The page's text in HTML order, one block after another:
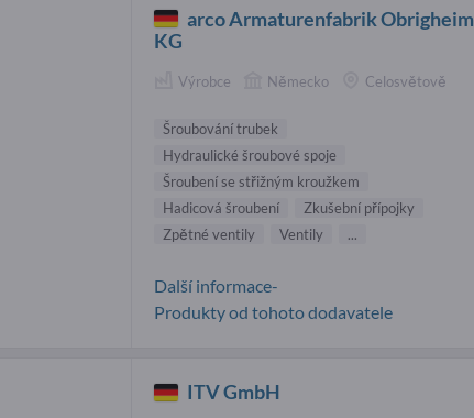
arco Armaturenfabrik Obrigheim
KG
Výrobce Německo Celosvětově
Šroubování trubek
Hydraulické šroubové spoje
Šroubení se střižným kroužkem
Hadicová šroubení
Zkušební přípojky
Zpětné ventily
Ventily ...
Další informace-
Produkty od tohoto dodavatele
ITV GmbH